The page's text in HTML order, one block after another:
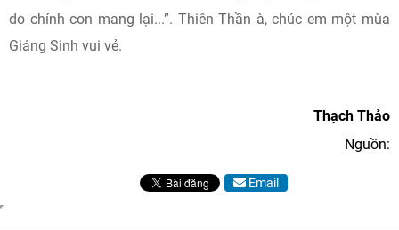
do chính con mang lại...”. Thiên Thần à, chúc em một mùa
Giáng Sinh vui vẻ.
Thạch Thảo
Nguồn:
Email